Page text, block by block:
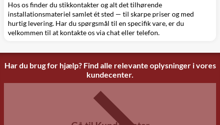
Hos os finder du stikkontakter og alt det tilhørende
installationsmateriel samlet ét sted — til skarpe priser og med
hurtig levering. Har du spørgsmål til en specifik vare, er du
velkommen til at kontakte os via chat eller telefon.
Har du brug for hjælp? Find alle relevante oplysninger i vores
kundecenter.